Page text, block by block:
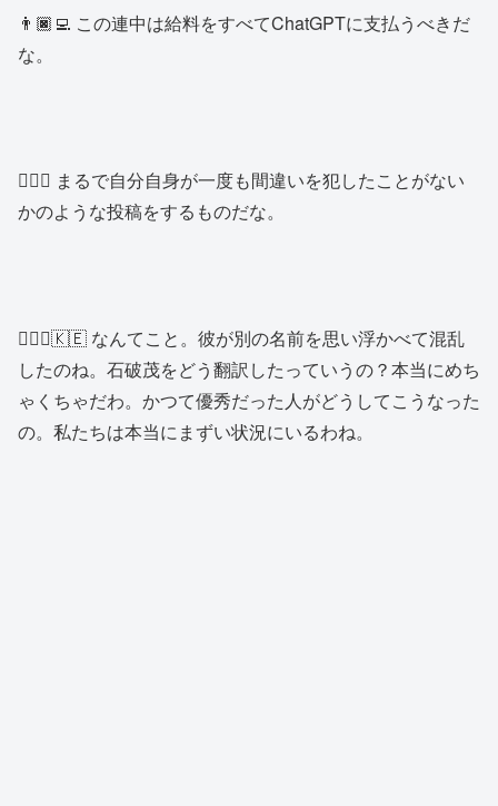
👨🏿‍💻 この連中は給料をすべてChatGPTに支払うべきだ
な。
👱🏿‍♂️ まるで自分自身が一度も間違いを犯したことがない
かのような投稿をするものだな。
👱🏿‍♀️🇰🇪 なんてこと。彼が別の名前を思い浮かべて混乱
したのね。石破茂をどう翻訳したっていうの？本当にめち
ゃくちゃだわ。かつて優秀だった人がどうしてこうなった
の。私たちは本当にまずい状況にいるわね。